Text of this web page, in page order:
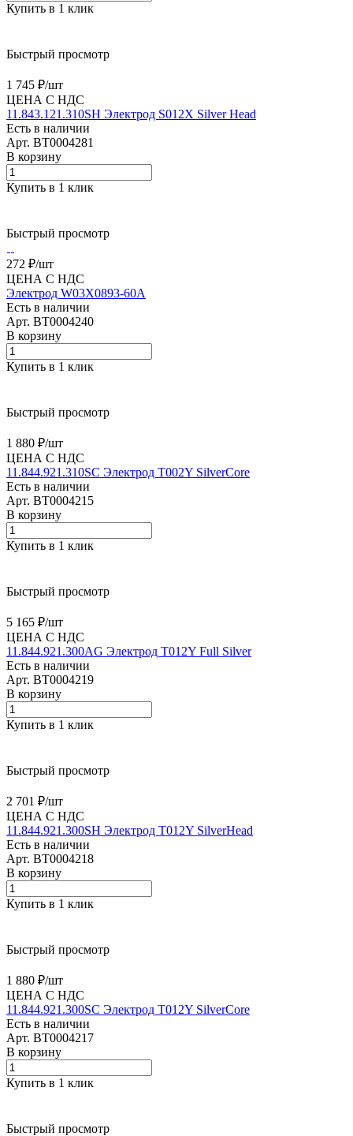
Купить в 1 клик
Быстрый просмотр
1 745 ₽/шт
ЦЕНА С НДС
11.843.121.310SH Электрод S012X Silver Head
Есть в наличии
Арт. BT0004281
В корзину
Купить в 1 клик
Быстрый просмотр
272 ₽/шт
ЦЕНА С НДС
Электрод W03X0893-60A
Есть в наличии
Арт. BT0004240
В корзину
Купить в 1 клик
Быстрый просмотр
1 880 ₽/шт
ЦЕНА С НДС
11.844.921.310SC Электрод T002Y SilverCore
Есть в наличии
Арт. BT0004215
В корзину
Купить в 1 клик
Быстрый просмотр
5 165 ₽/шт
ЦЕНА С НДС
11.844.921.300AG Электрод T012Y Full Silver
Есть в наличии
Арт. BT0004219
В корзину
Купить в 1 клик
Быстрый просмотр
2 701 ₽/шт
ЦЕНА С НДС
11.844.921.300SH Электрод T012Y SilverHead
Есть в наличии
Арт. BT0004218
В корзину
Купить в 1 клик
Быстрый просмотр
1 880 ₽/шт
ЦЕНА С НДС
11.844.921.300SC Электрод T012Y SilverCore
Есть в наличии
Арт. BT0004217
В корзину
Купить в 1 клик
Быстрый просмотр